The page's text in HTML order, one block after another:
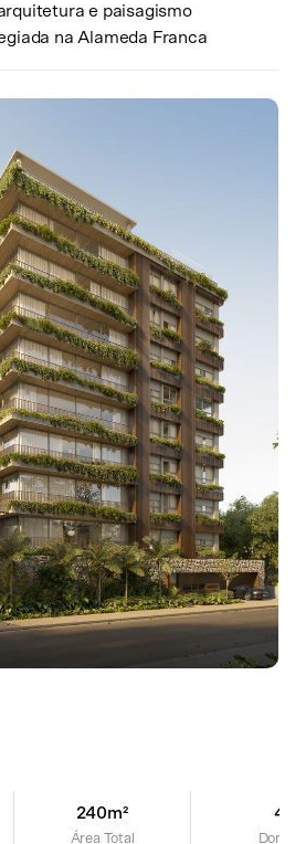
e paisagismo
na Alameda Franca
240m²
Área Total
4
Dorms